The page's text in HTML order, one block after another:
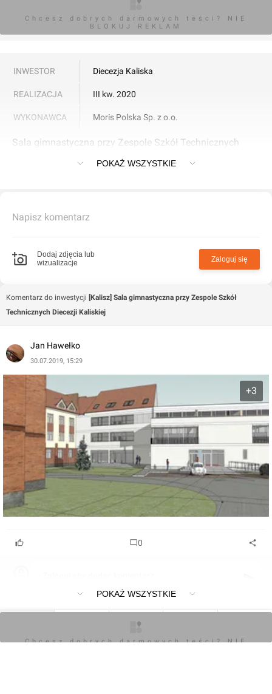
Chcesz dobrych darmowych teści? NIE
BLOKUJ REKLAM
INWESTOR Diecezja Kaliska
REALIZACJA III kw. 2020
WYKONAWCA Moris Polska Sp. z o.o.
Sala gimnastyczna przy Zespole Szkół Technicznych
POKAŻ WSZYSTKIE
Napisz komentarz
Dodaj zdjęcia lub
wizualizacje
Zaloguj się
Komentarz do inwestycji [Kalisz] Sala gimnastyczna przy Zespole Szkół
Technicznych Diecezji Kaliskiej
Jan Hawełko
30.07.2019, 15:29
+3
0
POKAŻ WSZYSTKIE
Chcesz dobrych darmowych teści? NIE